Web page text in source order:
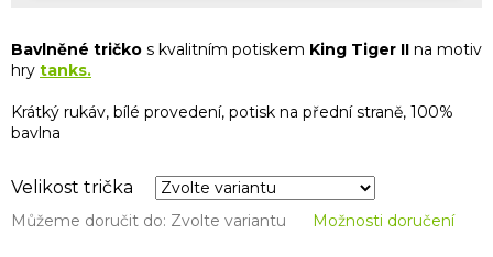
Velikost trička
Můžeme doručit do: Zvolte variantu Možnosti doručení
Bavlněné tričko s kvalitním potiskem King Tiger II na motiv
hry tanks.
Krátký rukáv, bílé provedení, potisk na přední straně, 100%
bavlna